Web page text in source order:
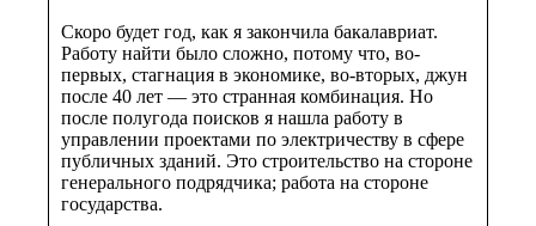
Скоро будет год, как я закончила бакалавриат.
Работу найти было сложно, потому что, во-
первых, стагнация в экономике, во-вторых, джун
после 40 лет — это странная комбинация. Но
после полугода поисков я нашла работу в
управлении проектами по электричеству в сфере
публичных зданий. Это строительство на стороне
генерального подрядчика; работа на стороне
государства.